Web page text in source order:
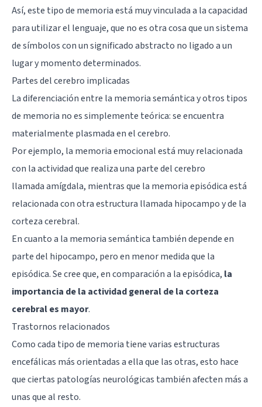
Así, este tipo de memoria está muy vinculada a la capacidad
para utilizar el lenguaje, que no es otra cosa que un sistema
de símbolos con un significado abstracto no ligado a un
lugar y momento determinados.
Partes del cerebro implicadas
La diferenciación entre la memoria semántica y otros tipos
de memoria no es simplemente teórica: se encuentra
materialmente plasmada en el cerebro.
Por ejemplo, la memoria emocional está muy relacionada
con la actividad que realiza una parte del cerebro
llamadaamígdala, mientras que la memoria episódica está
relacionada con otra estructura llamada hipocampoy de la
corteza cerebral.
En cuanto a la memoria semántica también depende en
parte del hipocampo, pero en menor medida que la
episódica. Se cree que, en comparación a la episódica, la
importancia de la actividad general de la corteza
cerebral es mayor.
Trastornos relacionados
Como cada tipo de memoria tiene varias estructuras
encefálicas más orientadas a ella que las otras, esto hace
que ciertas patologías neurológicas también afecten más a
unas que al resto.